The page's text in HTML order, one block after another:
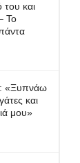
και
Το
«Ξυπνάω
και
μου»